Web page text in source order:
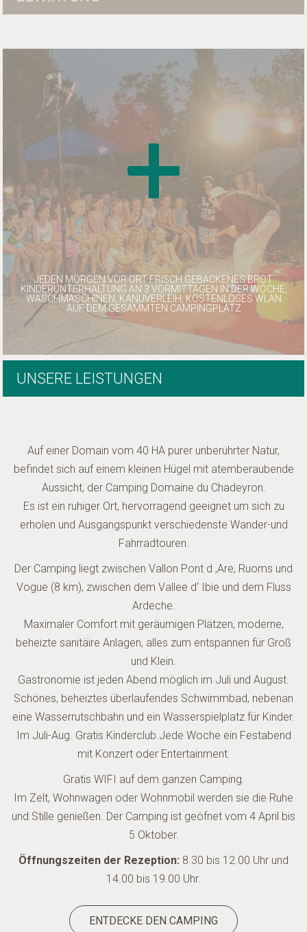
JEDEN MORGEN VOR ORT FRISCH GEBACKENES BROT
KINDERUNTERHALTUNG AN 3 VORMITTAGEN IN DER WOCHE,
WASCHMASCHINEN, KANUVERLEIH, KOSTENLOSES WLAN
AUF DEM GESAMMTEN CAMPINGPLATZ
UNSERE LEISTUNGEN
Auf einer Domain vom 40 HA purer unberührter Natur,
befindet sich auf einem kleinen Hügel mit atemberaubende
Aussicht, der Camping Domaine du Chadeyron.
Es ist ein ruhiger Ort, hervorragend geeignet um sich zu
erholen und Ausgangspunkt verschiedenste Wander-und
Fahrradtouren.
Der Camping liegt zwischen Vallon Pont d ‚Are, Ruoms und
Vogue (8 km), zwischen dem Vallee d‘ Ibie und dem Fluss
Ardeche.
Maximaler Comfort mit geräumigen Plätzen, moderne,
beheizte sanitäire Anlagen, alles zum entspannen für Groß
und Klein.
Gastronomie ist jeden Abend möglich im Juli und August.
Schönes, beheiztes überlaufendes Schwimmbad, nebenan
eine Wasserrutschbahn und ein Wasserspielplatz für Kinder.
Im Juli-Aug. Gratis Kinderclub.Jede Woche ein Festabend
mit Konzert oder Entertainment.
Gratis WIFI auf dem ganzen Camping.
Im Zelt, Wohnwagen oder Wohnmobil werden sie die Ruhe
und Stille genießen. Der Camping ist geöfnet vom 4 April bis
5 Oktober.
Öffnungszeiten der Rezeption: 8.30 bis 12.00 Uhr und
14.00 bis 19.00 Uhr.
ENTDECKE DEN CAMPING